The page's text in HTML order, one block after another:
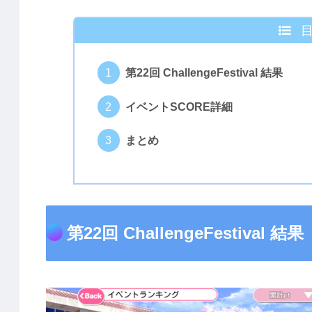
第22回 ChallengeFestival 結果
イベントSCORE詳細
まとめ
第22回 ChallengeFestival 結果